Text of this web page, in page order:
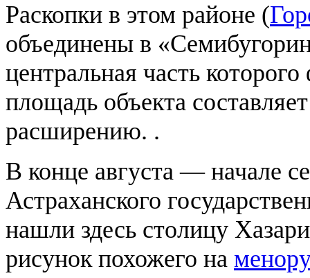
Раскопки в этом районе (
объединены в
центральная часть
площадь объекта
расширению. .
В конце августа — начале
Астраханского
нашли здесь столицу
рисунок похожего на